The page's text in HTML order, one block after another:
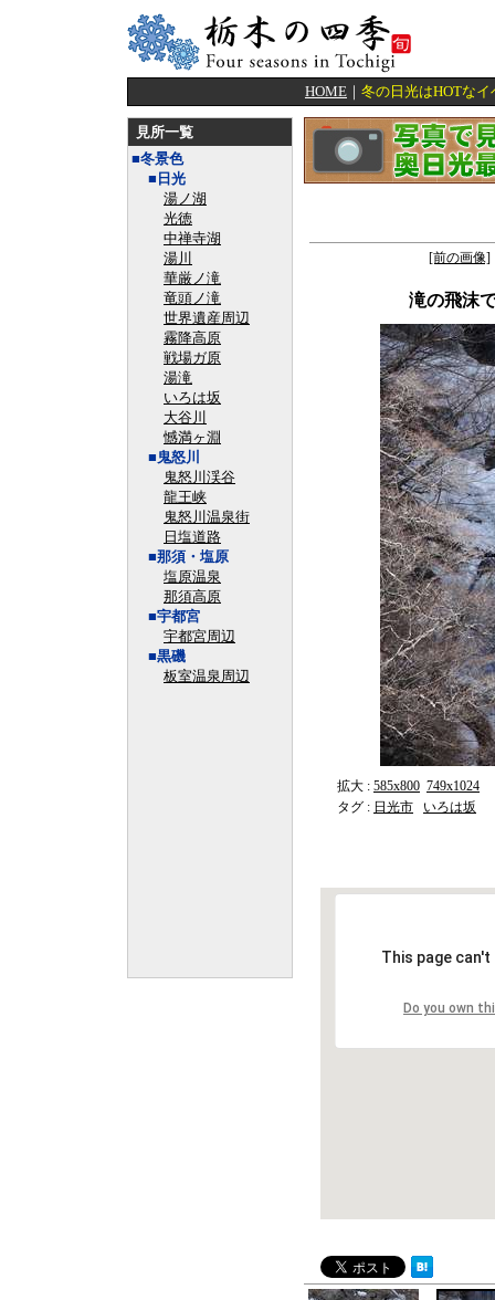
HOME ｜ 冬の日光はHOTな
見所一覧
■冬景色
■日光
湯ノ湖
光徳
中禅寺湖
湯川
華厳ノ滝
竜頭ノ滝
世界遺産周辺
霧降高原
戦場ガ原
湯滝
いろは坂
大谷川
憾満ヶ淵
■鬼怒川
鬼怒川渓谷
龍王峡
鬼怒川温泉街
日塩道路
■那須・塩原
塩原温泉
那須高原
■宇都宮
宇都宮周辺
■黒磯
板室温泉周辺
[前の画像]
滝の飛沫
拡大 : 585x800 749x1024
タグ : 日光市 いろは坂
This page
Do you own